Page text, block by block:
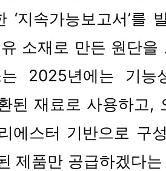
‘지속가능보고서’를
소재로 만든 원단
2025년에는 기능
된 재료로 사용하고,
에스터 기반으로 구
제품만 공급하겠다